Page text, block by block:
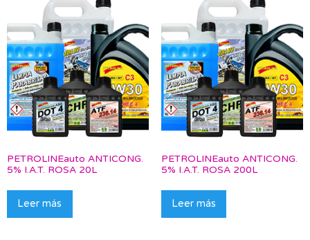
PETROLINEauto ANTICONG.
5% I.A.T. ROSA 20L
Leer más
PETROLINEauto ANTICONG.
5% I.A.T. ROSA 200L
Leer más